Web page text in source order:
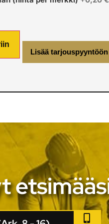
Lisää tarjouspyyntöön